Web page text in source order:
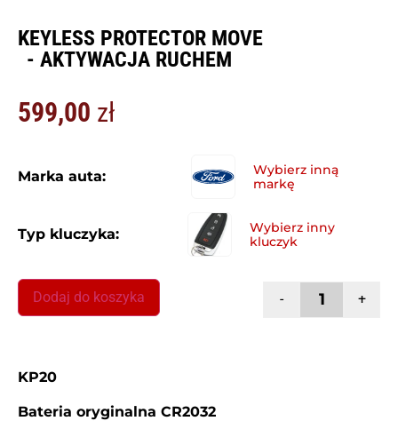
KEYLESS PROTECTOR MOVE
- AKTYWACJA RUCHEM
599,00 zł
Marka auta:
Typ kluczyka:
- +
Dodaj do koszyka
KP20
Bateria oryginalna CR2032